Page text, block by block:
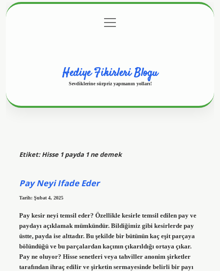
Gizlilik Politikası
menüyü
aç
Hediye Fikirleri Blogu
Sevdiklerine sürpriz yapmanın yolları!
Etiket:Hisse 1 payda 1 ne demek
Pay Neyi Ifade Eder
Tarih: Şubat 4, 2025
Pay kesir neyi temsil eder? Özellikle kesirle temsil edilen pay ve
paydayı açıklamak mümkündür. Bildiğimiz gibi kesirlerde pay
üstte, payda ise alttadır. Bu şekilde bir bütünün kaç eşit parçaya
bölündüğü ve bu parçalardan kaçının çıkarıldığı ortaya çıkar.
Pay ne oluyor? Hisse senetleri veya tahviller anonim şirketler
tarafından ihraç edilir ve şirketin sermayesinde belirli bir payı